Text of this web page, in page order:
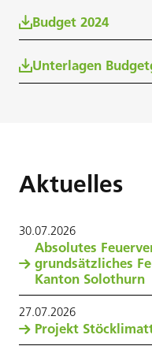
Budget 2024
Unterlagen
Aktuelles
30.07.2026
Absolutes
grundsätzliches
Kanton Solothurn
27.07.2026
Projekt